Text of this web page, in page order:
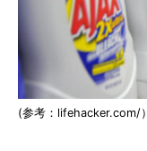
(参考：lifehacker.com/）